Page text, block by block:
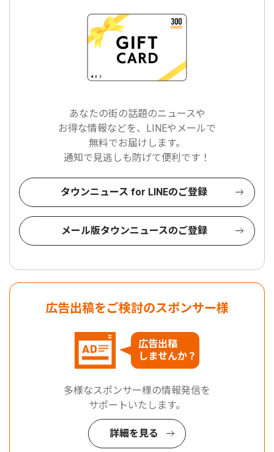
あなたの街の話題のニュースや
お得な情報などを、LINEやメールで
無料でお届けします。
通知で見逃しも防げて便利です！
タウンニュース for LINEのご登録
メール版タウンニュースのご登録
広告出稿をご検討のスポンサー様
広告出稿
しませんか？
多様なスポンサー様の情報発信を
サポートいたします。
詳細を見る